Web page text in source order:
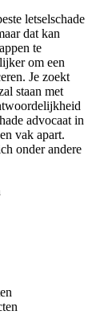
letselschade
dat kan
te
om een
Je zoekt
staan met
advocaat in
vak apart.
onder andere